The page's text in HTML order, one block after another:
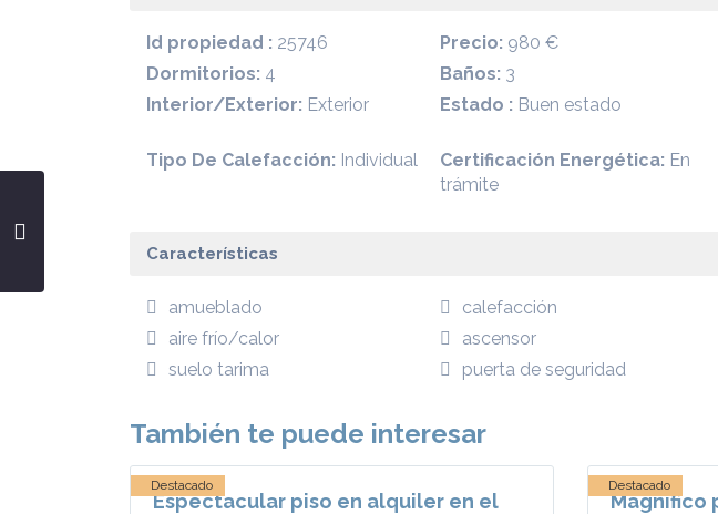
Id propiedad : 25746 Precio: 980 €
Dormitorios: 4 Baños: 3
Interior/Exterior: Exterior Estado : Buen estado
Tipo De Calefacción: Individual Certificación Energética: En
trámite
Características
amueblado calefacción
aire frío/calor
ascensor
suelo tarima
puerta de seguridad
También te puede interesar
Centro
- Ciudad
Ciudad
Real
Destacado
Espectacular piso en alquiler en el
- Ciudad
Destacado
Magnifico